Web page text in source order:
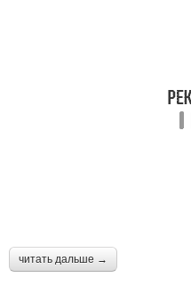
читать дальше →